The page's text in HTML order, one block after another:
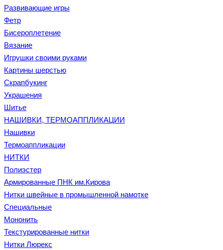
Развивающие игры
Фетр
Бисероплетение
Вязание
Игрушки своими руками
Картины шерстью
Скрапбукинг
Украшения
Шитье
НАШИВКИ, ТЕРМОАППЛИКАЦИИ
Нашивки
Термоаппликации
НИТКИ
Полиэстер
Армированные ПНК им.Кирова
Нитки швейные в промышленной намотке
Специальные
Мононить
Текстурированные нитки
Нитки Люрекс